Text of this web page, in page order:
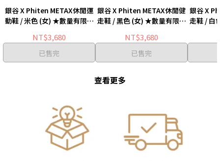
銀谷 X Phiten METAX休閒運
動鞋 / 米色 (女) ★數量有限，
NT$3,680
已售完
銀谷 X Phiten METAX休閒健
走鞋 / 黑色 (女) ★數量有限，
NT$3,680
已售完
銀谷 X
走鞋 / 白
查看更多